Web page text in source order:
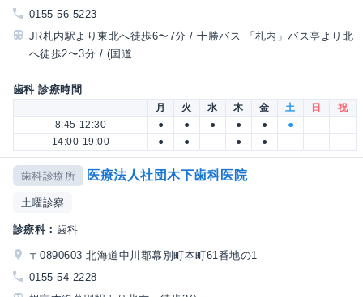
0155-56-5223
JR札内駅より東北へ徒歩6〜7分 / 十勝バス 「札内」バス亭より北
へ徒歩2〜3分 / (国道...
歯科 診療時間
月 火 水 木 金 土 日
祝
8:45-12:30
● ● ● ● ●
●
14:00-19:00
● ● ● ●
歯科診療所 医療法人社団木下歯科医院
土曜診察
診療科： 歯科
〒0890603 北海道中川郡幕別町本町61番地の1
0155-54-2228